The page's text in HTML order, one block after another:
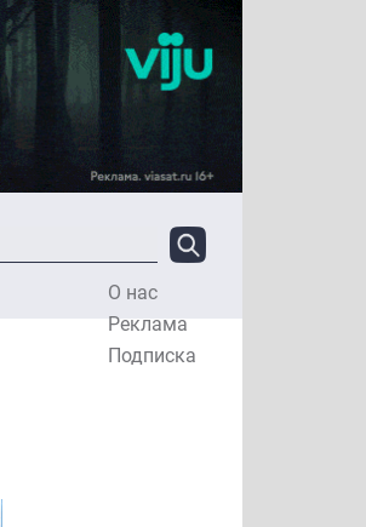
О нас
Реклама
Подписка